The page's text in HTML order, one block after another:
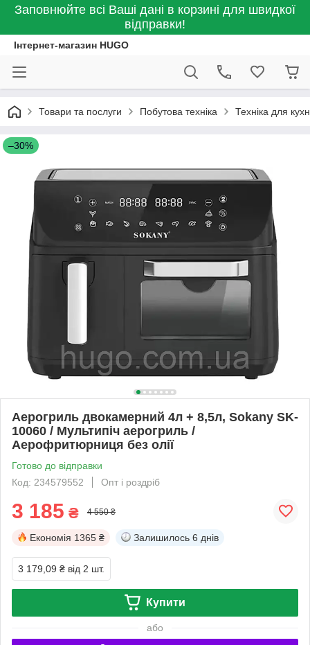
Заповнюйте всі Ваші дані в корзині для швидкої
відправки!
Інтернет-магазин HUGO
Товари та послуги Побутова техніка Техніка для
–30%
Аерогриль двокамерний 4л + 8,5л, Sokany SK-
10060 / Мультипіч аерогриль /
Аерофритюрниця без олії
Готово до відправки
Код: 234579552
Опт і роздріб
3 185 ₴ 4 550 ₴
Економія 1365 ₴ Залишилось 6 днів
3 179,09 ₴ від 2 шт.
Купити
або